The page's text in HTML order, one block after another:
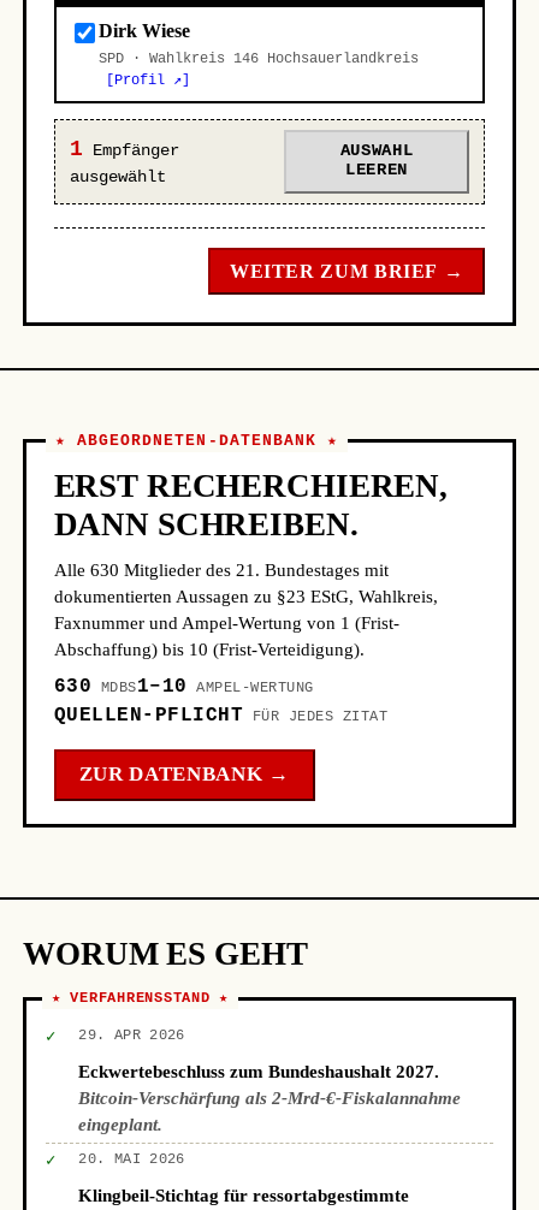
Dirk Wiese
SPD · Wahlkreis 146 Hochsauerlandkreis
[Profil ↗]
1 Empfänger
ausgewählt
AUSWAHL
LEEREN
WEITER ZUM BRIEF →
★ ABGEORDNETEN-DATENBANK ★
ERST RECHERCHIEREN,
DANN SCHREIBEN.
Alle 630 Mitglieder des 21. Bundestages mit
dokumentierten Aussagen zu §23 EStG, Wahlkreis,
Faxnummer und Ampel-Wertung von 1 (Frist-
Abschaffung) bis 10 (Frist-Verteidigung).
630 MDBS1–10 AMPEL-WERTUNG
QUELLEN-PFLICHT FÜR JEDES ZITAT
ZUR DATENBANK →
WORUM ES GEHT
★ VERFAHRENSSTAND ★
✓ 29. APR 2026
Eckwertebeschluss zum Bundeshaushalt 2027.
Bitcoin-Verschärfung als 2-Mrd-€-Fiskalannahme
eingeplant.
✓ 20. MAI 2026
Klingbeil-Stichtag für ressortabgestimmte